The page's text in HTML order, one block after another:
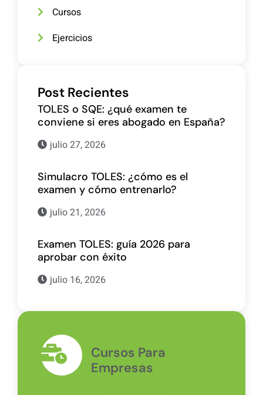
Cursos
Ejercicios
Post Recientes
TOLES o SQE: ¿qué examen te
conviene si eres abogado en España?
julio 27, 2026
Simulacro TOLES: ¿cómo es el
examen y cómo entrenarlo?
julio 21, 2026
Examen TOLES: guía 2026 para
aprobar con éxito
julio 16, 2026
Cursos Para
Empresas